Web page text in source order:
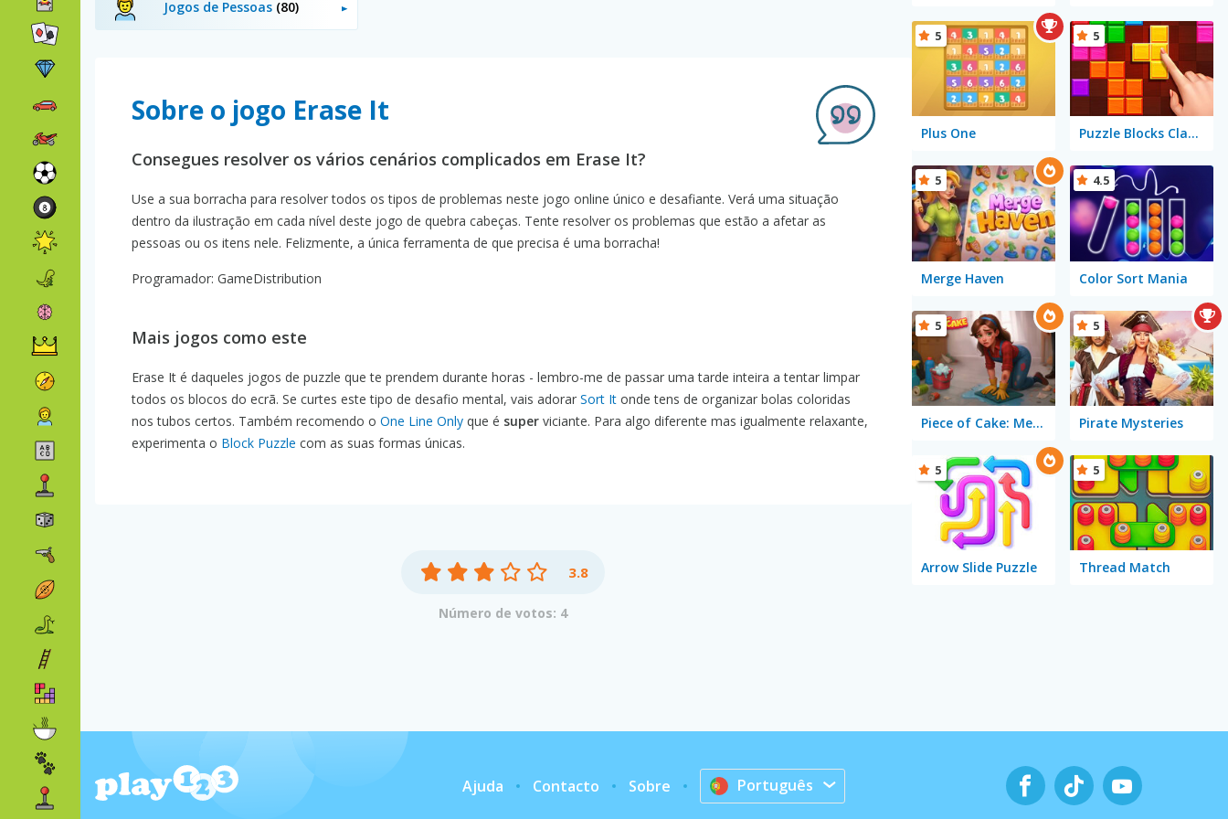
Jogos de Pessoas (80)
Sobre o jogo Erase It
Consegues resolver os vários cenários complicados em Erase It?
Use a sua borracha para resolver todos os tipos de problemas neste jogo online único e desafiante. Verá uma situação
dentro da ilustração em cada nível deste jogo de quebra cabeças. Tente resolver os problemas que estão a afetar as
pessoas ou os itens nele. Felizmente, a única ferramenta de que precisa é uma borracha!
Programador: GameDistribution
Mais jogos como este
Erase It é daqueles jogos de puzzle que te prendem durante horas - lembro-me de passar uma tarde inteira a tentar limpar
todos os blocos do ecrã. Se curtes este tipo de desafio mental, vais adorar Sort It onde tens de organizar bolas coloridas
nos tubos certos. Também recomendo o One Line Only que é super viciante. Para algo diferente mas igualmente relaxante,
experimenta o Block Puzzle com as suas formas únicas.
3.8
Número de votos: 4
Plus One
5
Puzzle Blocks Classic
5
Merge Haven
5
Color Sort Mania
4.5
Piece of Cake: Merge and Bake
5
Pirate Mysteries
5
Arrow Slide Puzzle
5
Thread Match
5
Ajuda Contacto Sobre Português